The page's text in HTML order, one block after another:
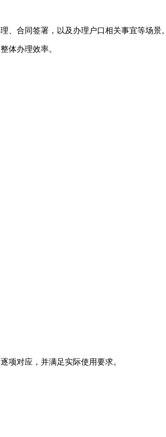
、合同签署，以及办理户口相关事宜等场景。
体办理效率。
项对应，并满足实际使用要求。